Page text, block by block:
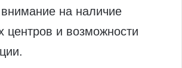
на наличие
центров и возможности